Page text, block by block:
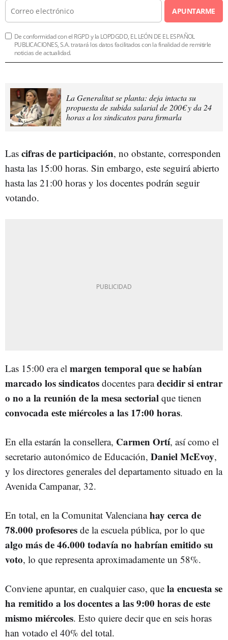
APUNTARME
De conformidad con el RGPD y la LOPDGDD, EL LEÓN DE EL ESPAÑOL
PUBLICACIONES, S.A. tratará los datos facilitados con la finalidad de remitirle
noticias de actualidad.
La Generalitat se planta: deja intacta su
propuesta de subida salarial de 200€ y da 24
horas a los sindicatos para firmarla
Las cifras de participación, no obstante, corresponden
hasta las 15:00 horas. Sin embargo, este seguirá abierto
hasta las 21:00 horas y los docentes podrán seguir
votando.
Las 15:00 era el margen temporal que se habían
marcado los sindicatos docentes paradecidir si entrar
o no a la reunión de la mesa sectorial que tienen
convocada este miércoles a las 17:00 horas.
En ella estarán la consellera, Carmen Ortí, así como el
secretario autonómico de Educación, Daniel McEvoy,
y los directores generales del departamento situado en la
Avenida Campanar, 32.
En total, en la Comunitat Valencianahay cerca de
78.000 profesores de la escuela pública, por lo que
algo más de 46.000 todavía no habrían emitido su
voto, lo que representa aproximadamente un 58%.
Conviene apuntar, en cualquier caso, que la encuesta se
ha remitido a los docentes a las 9:00 horas de este
mismo miércoles. Esto quiere decir que en seis horas
han votado el 40% del total.